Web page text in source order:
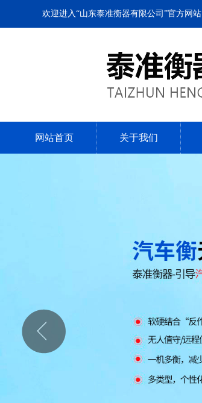
欢迎进入“山东泰准衡器有限公司”官方网站
网站首页 关于我们